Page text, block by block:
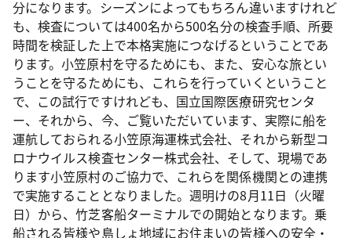
分になります。シーズンによってもちろん違いますけれど
も、検査については400名から500名分の検査手順、所要
時間を検証した上で本格実施につなげるということであ
ります。小笠原村を守るためにも、また、安心な旅とい
うことを守るためにも、これらを行っていくということ
で、この試行ですけれども、国立国際医療研究センタ
ー、それから、今、ご覧いただいています、実際に船を
運航しておられる小笠原海運株式会社、それから新型コ
ロナウイルス検査センター株式会社、そして、現場であ
ります小笠原村のご協力で、これらを関係機関との連携
で実施することとなりました。週明けの8月11日（火曜
日）から、竹芝客船ターミナルでの開始となります。乗
船される皆様や島しょ地域にお住まいの皆様への安全・